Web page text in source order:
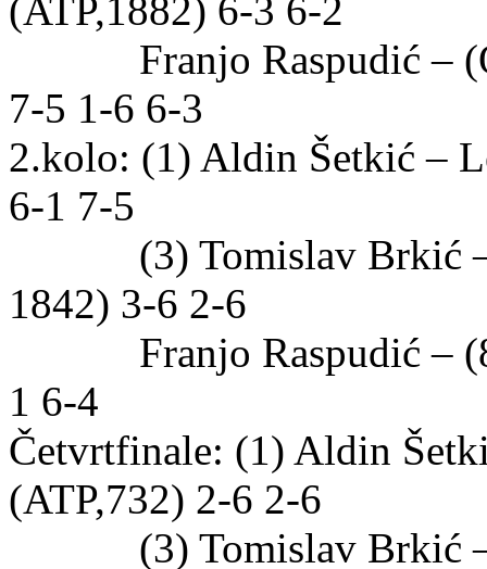
(ATP,1882) 6-3 6-2
Franjo Raspudić – (Q)
7-5 1-6 6-3
2.kolo: (1) Aldin Šetkić –
6-1 7-5
(3) Tomislav Brkić –
1842) 3-6 2-6
Franjo Raspudić – (8)
1 6-4
Četvrtfinale: (1) Aldin
(ATP,732) 2-6 2-6
(3) Tomislav Brkić –